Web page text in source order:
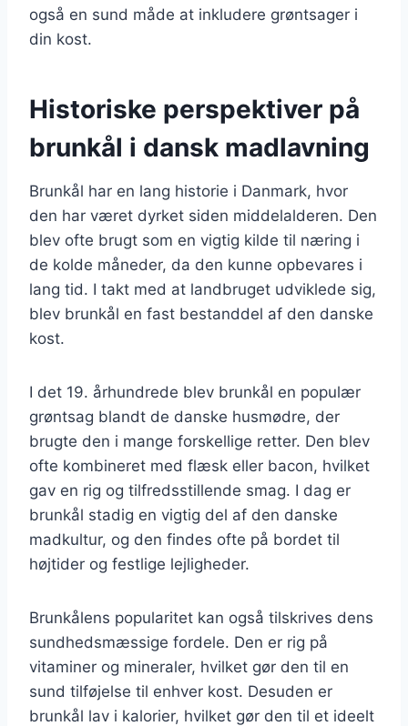
også en sund måde at inkludere grøntsager i
din kost.
Historiske perspektiver på
brunkål i dansk madlavning
Brunkål har en lang historie i Danmark, hvor
den har været dyrket siden middelalderen. Den
blev ofte brugt som en vigtig kilde til næring i
de kolde måneder, da den kunne opbevares i
lang tid. I takt med at landbruget udviklede sig,
blev brunkål en fast bestanddel af den danske
kost.
I det 19. århundrede blev brunkål en populær
grøntsag blandt de danske husmødre, der
brugte den i mange forskellige retter. Den blev
ofte kombineret med flæsk eller bacon, hvilket
gav en rig og tilfredsstillende smag. I dag er
brunkål stadig en vigtig del af den danske
madkultur, og den findes ofte på bordet til
højtider og festlige lejligheder.
Brunkålens popularitet kan også tilskrives dens
sundhedsmæssige fordele. Den er rig på
vitaminer og mineraler, hvilket gør den til en
sund tilføjelse til enhver kost. Desuden er
brunkål lav i kalorier, hvilket gør den til et ideelt